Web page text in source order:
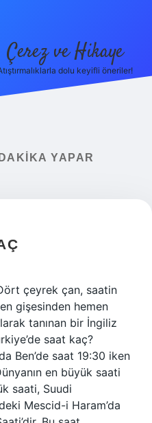
Çerez ve Hikaye
dolu keyifli öneriler!
YAPAR
çeyrek çan, saatin
gişesinden hemen
tanınan bir İngiliz
saat kaç?
Ben’de saat 19:30 iken
en büyük saati
saati, Suudi
Mescid-i Haram’da